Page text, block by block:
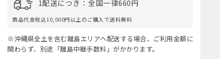
1配送につき：全国一律660円
商品代金税込10,000円以上のご購入で送料無料
※沖縄県全土を含む離島エリアへ配送する場合、ご利用金額に
関わらず、別途「離島中継手数料」がかかります。